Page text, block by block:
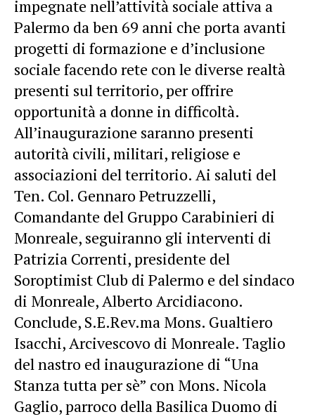
impegnate nell’attività sociale attiva a
Palermo da ben 69 anni che porta avanti
progetti di formazione e d’inclusione
sociale facendo rete con le diverse realtà
presenti sul territorio, per offrire
opportunità a donne in difficoltà.
All’inaugurazione saranno presenti
autorità civili, militari, religiose e
associazioni del territorio. Ai saluti del
Ten. Col. Gennaro Petruzzelli,
Comandante del Gruppo Carabinieri di
Monreale, seguiranno gli interventi di
Patrizia Correnti, presidente del
Soroptimist Club di Palermo e del sindaco
di Monreale, Alberto Arcidiacono.
Conclude, S.E.Rev.ma Mons. Gualtiero
Isacchi, Arcivescovo di Monreale. Taglio
del nastro ed inaugurazione di “Una
Stanza tutta per sè” con Mons. Nicola
Gaglio, parroco della Basilica Duomo di